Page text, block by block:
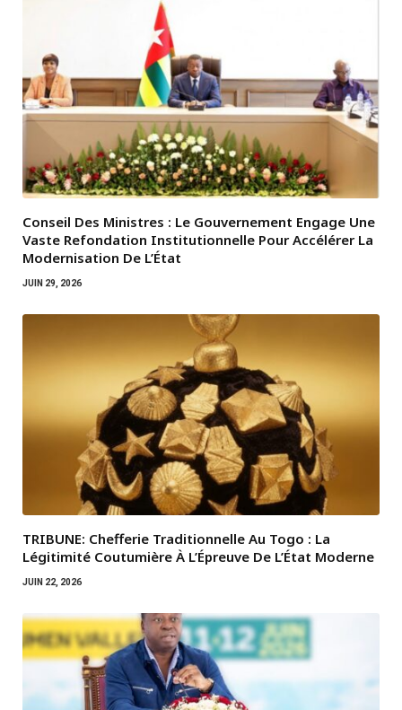
Conseil Des Ministres : Le Gouvernement Engage Une
Vaste Refondation Institutionnelle Pour Accélérer La
Modernisation De L’État
JUIN 29, 2026
TRIBUNE: Chefferie Traditionnelle Au Togo : La
Légitimité Coutumière À L’Épreuve De L’État Moderne
JUIN 22, 2026